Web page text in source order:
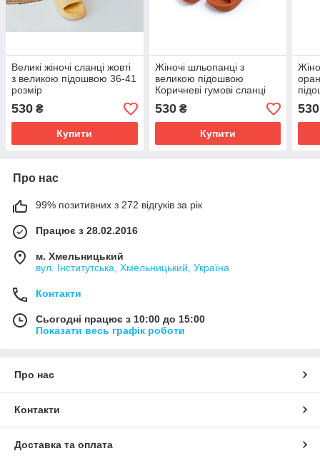
Великі жіночі сланці жовті
з великою підошвою 36-41
розмір
530 ₴
Купити
Жіночі шльопанці з
великою підошвою
Коричневі гумові сланці
530₴
Купити
530
Про нас
99% позитивних з 272 відгуків за рік
Працює з 28.02.2016
м. Хмельницький
вул. Інститутська, Хмельницький, Україна
Контакти
Сьогодні працює з 10:00 до 15:00
Показати весь графік роботи
Про нас
Контакти
Доставка та оплата